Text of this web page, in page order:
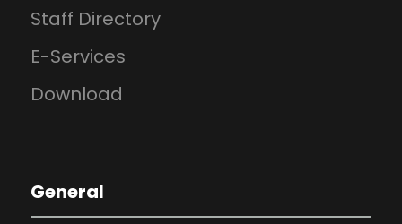
Staff Directory
E-Services
Download
General